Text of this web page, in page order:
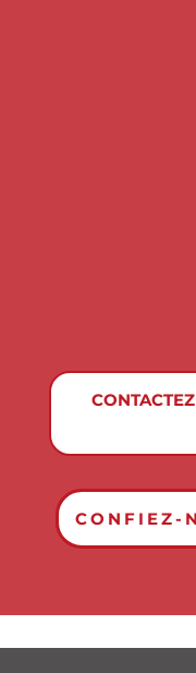
CONFIEZ-